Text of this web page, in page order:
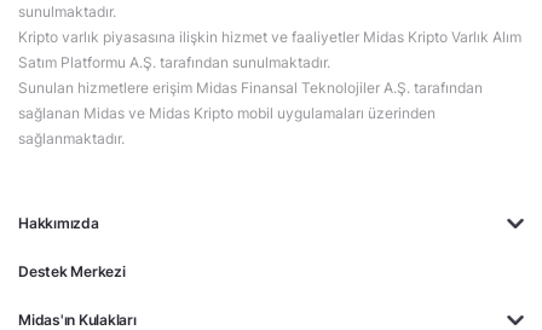
Hakkımızda
Destek Merkezi
Midas'ın Kulakları
sunulmaktadır.
Kripto varlık piyasasına ilişkin hizmet ve faaliyetler Midas Kripto Varlık Alım
Satım Platformu A.Ş. tarafından sunulmaktadır.
Sunulan hizmetlere erişim Midas Finansal Teknolojiler A.Ş. tarafından
sağlanan Midas ve Midas Kripto mobil uygulamaları üzerinden
sağlanmaktadır.